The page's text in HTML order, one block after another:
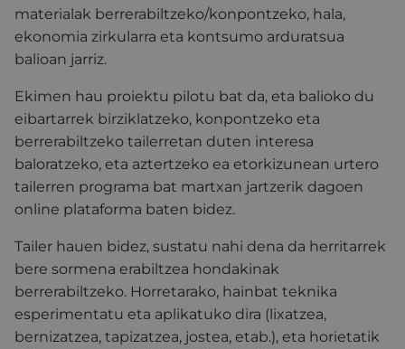
materialak berrerabiltzeko/konpontzeko, hala,
ekonomia zirkularra eta kontsumo arduratsua
balioan jarriz.
Ekimen hau proiektu pilotu bat da, eta balioko du
eibartarrek birziklatzeko, konpontzeko eta
berrerabiltzeko tailerretan duten interesa
baloratzeko, eta aztertzeko ea etorkizunean urtero
tailerren programa bat martxan jartzerik dagoen
online plataforma baten bidez.
Tailer hauen bidez, sustatu nahi dena da herritarrek
bere sormena erabiltzea hondakinak
berrerabiltzeko. Horretarako, hainbat teknika
esperimentatu eta aplikatuko dira (lixatzea,
bernizatzea, tapizatzea, jostea, etab.), eta horietatik